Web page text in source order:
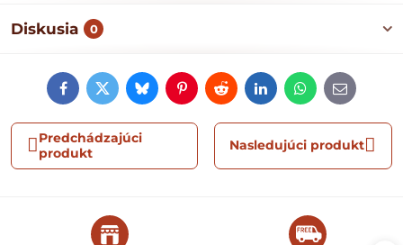
Diskusia 0
FacebookTwitterBlueskyPinterestRedditLinkedInWhatsApp
E-
mail
Predchádzajúci
produkt
Nasledujúci produkt